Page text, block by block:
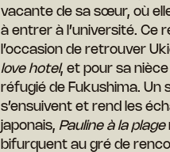
vacante de sa sœur, où
à entrer à l’université. Ce
l’occasion de retrouver
love hotel, et pour sa
réfugié de Fukushima. Un
s’ensuivent et rend les
japonais, Pauline à la plage
bifurquent au gré de